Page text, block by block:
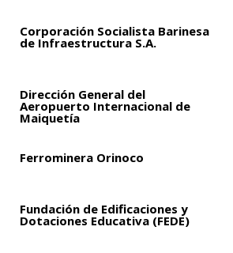
Corporación Socialista Barinesa
de Infraestructura S.A.
Dirección General del
Aeropuerto Internacional de
Maiquetía
Ferrominera Orinoco
Fundación de Edificaciones y
Dotaciones Educativa (FEDE)